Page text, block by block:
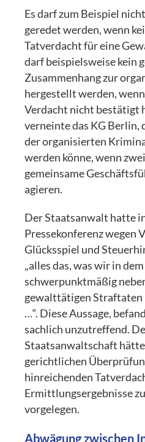
Es darf zum Beispiel
geredet werden, wenn
Tatverdacht für eine
darf beispielsweise kein
Zusammenhang zur
hergestellt werden,
Verdacht nicht bestätigt
verneinte das KG Berlin,
der organisierten
werden könne, wenn
gemeinsame
agieren.
Der Staatsanwalt hatte
Pressekonferenz wegen
Glücksspiel und
„alles das, was wir in
schwerpunktmäßig
gewalttätigen
…“. Diese Aussage,
sachlich unzutreffend.
Staatsanwaltschaft
gerichtlichen
hinreichenden
Ermittlungsergebnisse
vorgelegen.
Abwägung zwischen